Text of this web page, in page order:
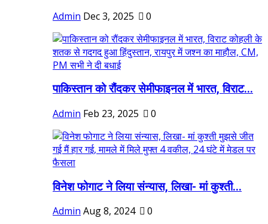
Admin Dec 3, 2025 0
पाकिस्तान को रौंदकर सेमीफाइनल में भारत, विराट...
Admin Feb 23, 2025 0
विनेश फोगाट ने लिया संन्यास, लिखा- मां कुश्ती...
Admin Aug 8, 2024 0